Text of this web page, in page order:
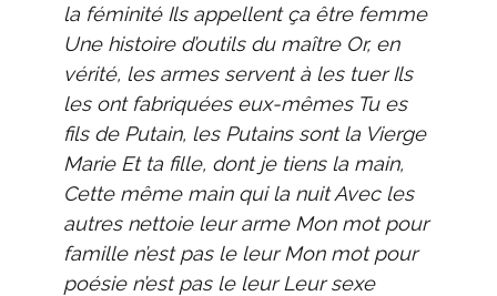
la féminité Ils appellent ça être femme
Une histoire d’outils du maître Or, en
vérité, les armes servent à les tuer Ils
les ont fabriquées eux-mêmes Tu es
fils de Putain, les Putains sont la Vierge
Marie Et ta fille, dont je tiens la main,
Cette même main qui la nuit Avec les
autres nettoie leur arme Mon mot pour
famille n’est pas le leur Mon mot pour
poésie n’est pas le leur Leur sexe